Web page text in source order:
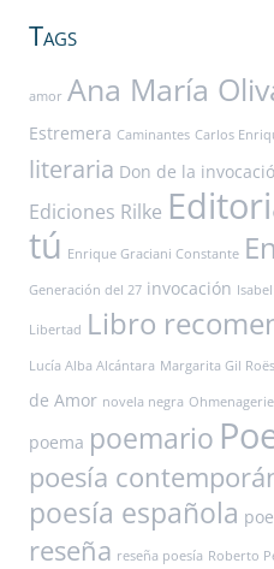
Tags
amor Ana María
Estremera Caminantes Carlos
literaria Don de la
Ediciones Rilke
tú Enrique Graciani Constante
Generación del 27 invocación
Libertad Libro
Lucía Alba Alcántara Margarita Gil
de Amor novela negra
poema poemario
poesía
poesía española
reseña reseña poesía Roberto